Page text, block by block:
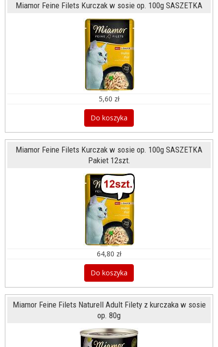
Miamor Feine Filets Kurczak w sosie op. 100g SASZETKA
5,60 zł
Do koszyka
Miamor Feine Filets Kurczak w sosie op. 100g SASZETKA
Pakiet 12szt.
64,80 zł
Do koszyka
Miamor Feine Filets Naturell Adult Filety z kurczaka w sosie
op. 80g